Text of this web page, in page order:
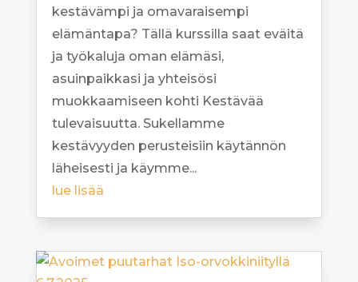
kestävämpi ja omavaraisempi
elämäntapa? Tällä kurssilla saat eväitä
ja työkaluja oman elämäsi,
asuinpaikkasi ja yhteisösi
muokkaamiseen kohti Kestävää
tulevaisuutta. Sukellamme
kestävyyden perusteisiin käytännön
läheisesti ja käymme...
lue lisää